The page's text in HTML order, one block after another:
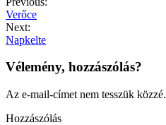
Verőce
Next:
Napkelte
Vélemény, hozzászólás?
Az e-mail-címet nem tesszük közzé.
Hozzászólás